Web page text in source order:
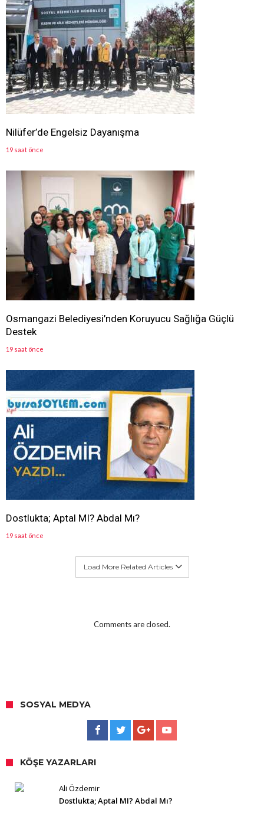
Nilüfer’de Engelsiz Dayanışma
19 saat önce
Osmangazi Belediyesi’nden Koruyucu Sağlığa Güçlü
Destek
19 saat önce
Dostlukta; Aptal MI? Abdal Mı?
19 saat önce
Load More Related Articles
Comments are closed.
SOSYAL MEDYA
KÖŞE YAZARLARI
Ali Özdemir
Dostlukta; Aptal MI? Abdal Mı?